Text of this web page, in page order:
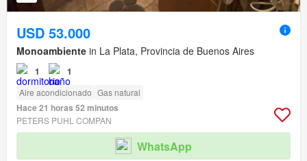
USD 53.000
Monoambiente in La Plata, Provincia de Buenos Aires
1 1
Aire acondicionado Gas natural
Hace 21 horas 52 minutos
PETERS PUHL COMPAN
WhatsApp